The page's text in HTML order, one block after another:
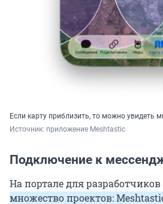
Если карту приблизить, то можно увидеть
Источник: приложение Meshtastic
Подключение к
На портале для разработчиков
множество проектов: